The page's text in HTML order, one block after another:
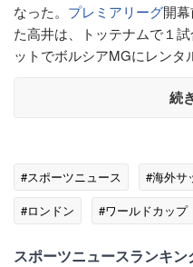
なった。 プレミアリーグ開
た高井は、トッテナムで１
ットでボルシアMGにレンタ
続
#スポーツニュース #海外サ
#ロンドン
#ワールドカップ
スポーツニュースランキン